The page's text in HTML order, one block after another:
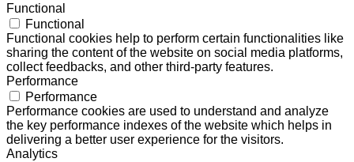
Functional
Functional
Functional cookies help to perform certain functionalities like
sharing the content of the website on social media platforms,
collect feedbacks, and other third-party features.
Performance
Performance
Performance cookies are used to understand and analyze
the key performance indexes of the website which helps in
delivering a better user experience for the visitors.
Analytics